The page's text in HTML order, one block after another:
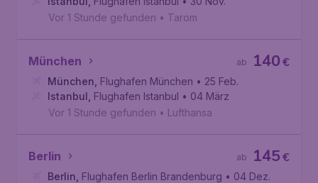
Vor 1 Stunde gefunden • Tarom
München €
140
ab
München Flughafen München • 25 Feb.
Istanbul Flughafen Istanbul • 04 März
Vor 1 Stunde gefunden • Lufthansa
Berlin €
145
ab
Berlin Flughafen Berlin Brandenburg • 04 Dez.